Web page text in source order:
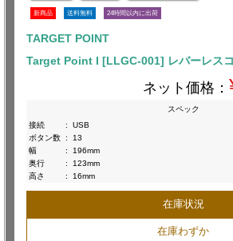
新商品 送料無料 24時間以内に出荷
TARGET POINT
Target Point I [LLGC-001] レバーレス
ネット価格：
スペック
接続
:
USB
ボタン数 :
13
幅
:
196mm
奥行
:
123mm
高さ
: 16mm
在庫状況
在庫わずか